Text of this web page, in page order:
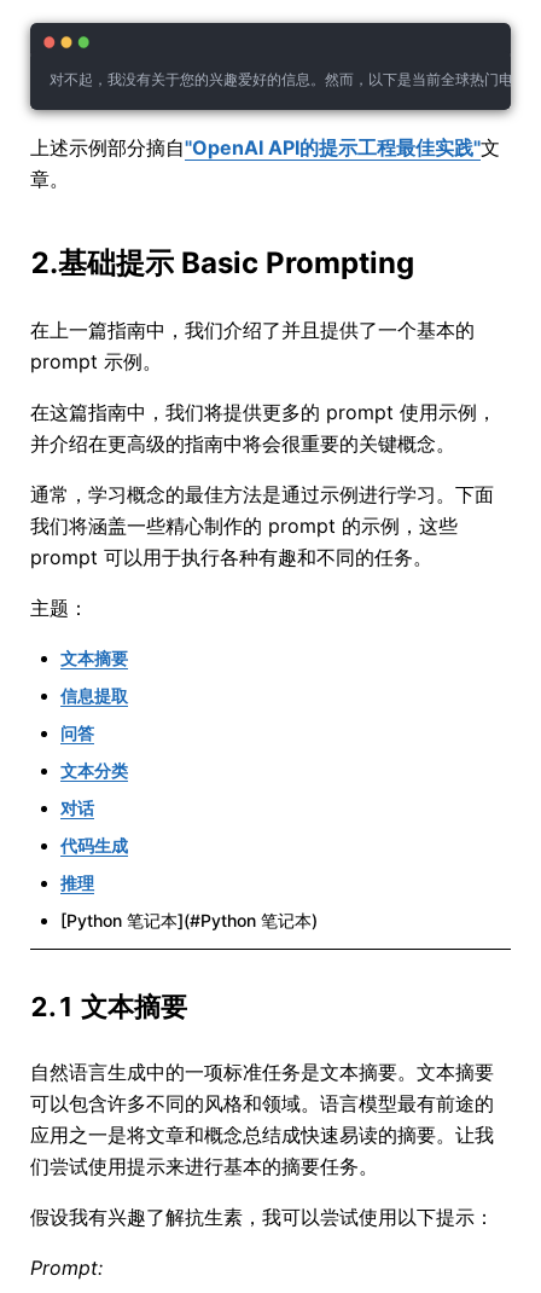
对不起，我没有关于您的兴趣爱好的信息。然而，以下是当前全球热门电
上述示例部分摘自"OpenAI API的提示工程最佳实践"文
章。
2.基础提示 Basic Prompting
在上一篇指南中，我们介绍了并且提供了一个基本的
prompt 示例。
在这篇指南中，我们将提供更多的 prompt 使用示例，
并介绍在更高级的指南中将会很重要的关键概念。
通常，学习概念的最佳方法是通过示例进行学习。下面
我们将涵盖一些精心制作的 prompt 的示例，这些
prompt 可以用于执行各种有趣和不同的任务。
主题：
文本摘要
信息提取
问答
文本分类
对话
代码生成
推理
[Python 笔记本](#Python 笔记本)
2.1 文本摘要
自然语言生成中的一项标准任务是文本摘要。文本摘要
可以包含许多不同的风格和领域。语言模型最有前途的
应用之一是将文章和概念总结成快速易读的摘要。让我
们尝试使用提示来进行基本的摘要任务。
假设我有兴趣了解抗生素，我可以尝试使用以下提示：
Prompt: